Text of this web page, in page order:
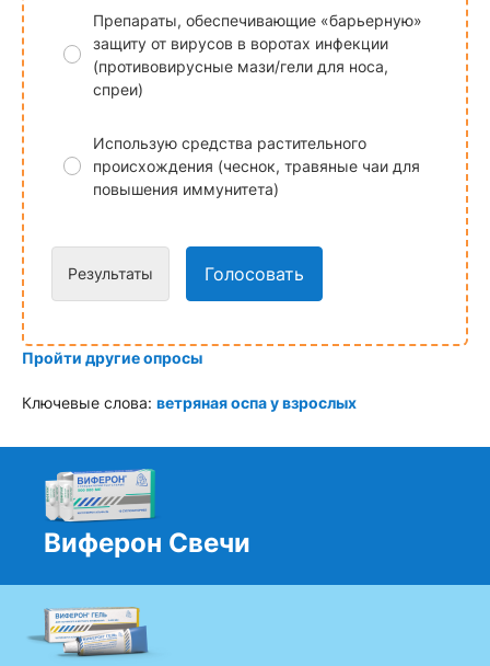
Виферон Свечи
Препараты, обеспечивающие «барьерную»
защиту от вирусов в воротах инфекции
(противовирусные мази/гели для носа,
спреи)
Использую средства растительного
происхождения (чеснок, травяные чаи для
повышения иммунитета)
Результаты Голосовать
Пройти другие опросы
Ключевые слова: ветряная оспа у взрослых